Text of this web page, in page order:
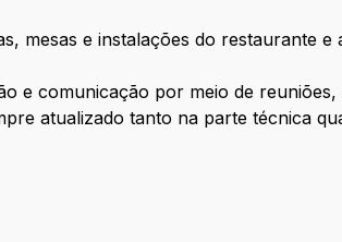
mesas e instalações do restaurante
e comunicação por meio de
atualizado tanto na parte técnica